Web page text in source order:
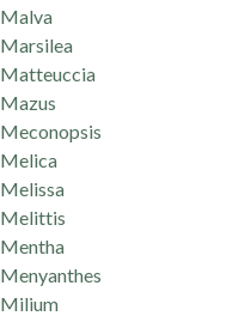
Malva
Marsilea
Matteuccia
Mazus
Meconopsis
Melica
Melissa
Melittis
Mentha
Menyanthes
Milium